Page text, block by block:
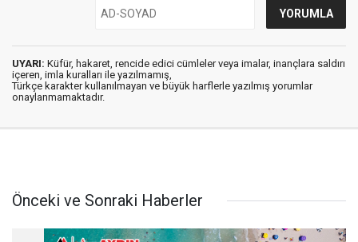
UYARI: Küfür, hakaret, rencide edici cümleler veya imalar, inançlara saldırı
içeren, imla kuralları ile yazılmamış,
Türkçe karakter kullanılmayan ve büyük harflerle yazılmış yorumlar
onaylanmamaktadır.
Önceki ve Sonraki Haberler